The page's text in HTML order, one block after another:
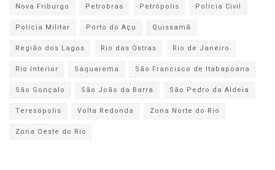
Nova Friburgo
Petrobras Petrópolis
Polícia Civil
Polícia Militar
Porto do Açu
Quissamã
Região dos Lagos
Rio das Ostras
Rio de Janeiro
Rio Interior
Saquarema
São Francisco de Itabapoana
São Gonçalo
São João da Barra
São Pedro da Aldeia
Teresópolis
Volta Redonda
Zona Norte do Rio
Zona Oeste do Rio